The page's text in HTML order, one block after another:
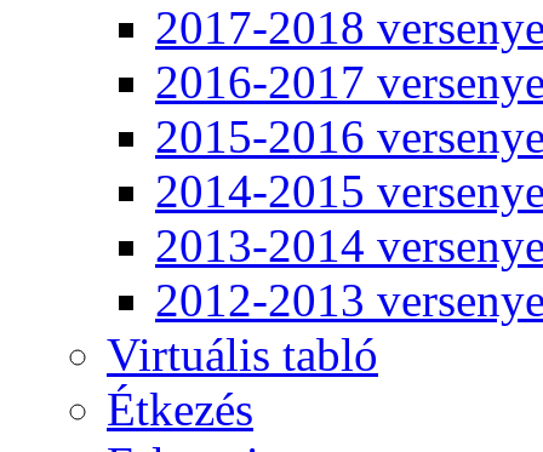
2017-2018
2016-2017
2015-2016
2014-2015
2013-2014
2012-2013
Virtuális tabló
Étkezés